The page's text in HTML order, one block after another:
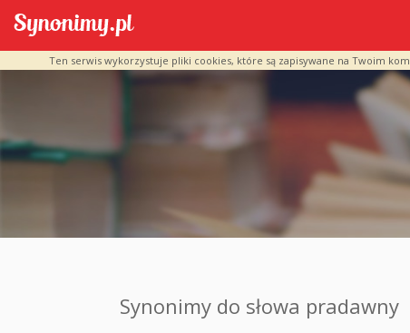
Ten serwis wykorzystuje pliki cookies, które są zapisywane na Twoim
Synonimy do słowa pradawny